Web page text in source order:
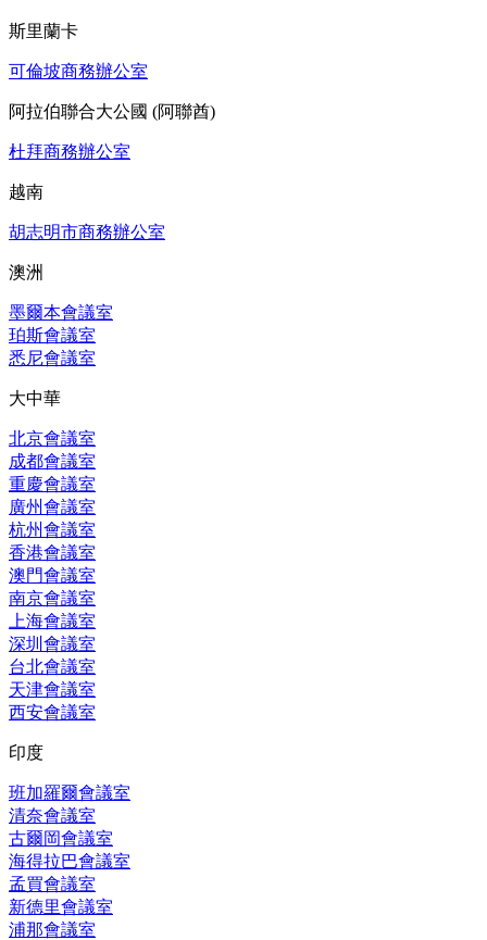
斯里蘭卡
可倫坡商務辦公室
阿拉伯聯合大公國 (阿聯酋)
杜拜商務辦公室
越南
胡志明市商務辦公室
澳洲
墨爾本會議室
珀斯會議室
悉尼會議室
大中華
北京會議室
成都會議室
重慶會議室
廣州會議室
杭州會議室
香港會議室
澳門會議室
南京會議室
上海會議室
深圳會議室
台北會議室
天津會議室
西安會議室
印度
班加羅爾會議室
清奈會議室
古爾岡會議室
海得拉巴會議室
孟買會議室
新德里會議室
浦那會議室